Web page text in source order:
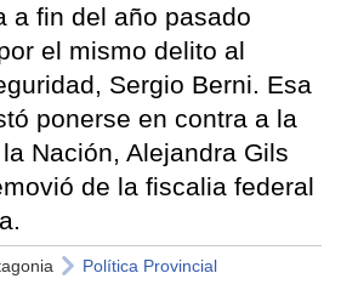
a fin del año pasado
el mismo delito al
Sergio Berni. Esa
ponerse en contra a la
Nación, Alejandra Gils
de la fiscalia federal
Política Provincial